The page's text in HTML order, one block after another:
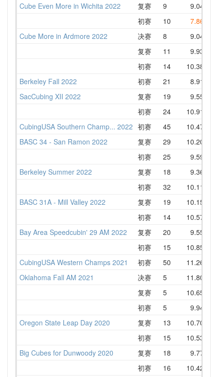
Cube Even More in Wichita 2022
复赛 9 9.04
初赛
10 7.86
Cube More in Ardmore 2022
决赛 8 9.04
复赛
11 9.93
初赛
14 10.38
Berkeley Fall 2022
初赛 21 8.91
SacCubing XII 2022
复赛 19 9.55
初赛
24 10.91
CubingUSA Southern Champ... 2022 初赛 45 10.47
BASC 34 - San Ramon 2022
复赛 29 10.20
初赛
25 9.59
Berkeley Summer 2022
复赛 18 9.36
初赛
32 10.11
BASC 31A - Mill Valley 2022
复赛 19 10.15
初赛
14 10.57
Bay Area Speedcubin' 29 AM 2022
复赛 20 9.55
初赛
15 10.85
CubingUSA Western Champs 2021
初赛 50 11.26
Oklahoma Fall AM 2021
决赛 5 11.80
复赛
5 10.65
初赛
5 9.94
Oregon State Leap Day 2020
复赛 13 10.70
初赛
15 10.53
Big Cubes for Dunwoody 2020
复赛 18 9.77
初赛
16 10.42